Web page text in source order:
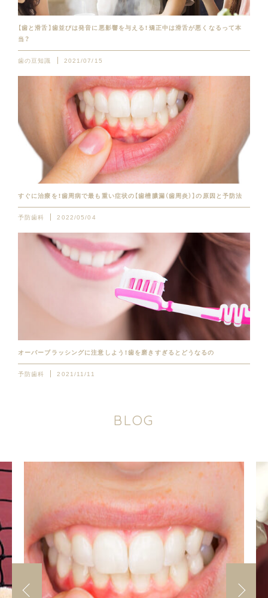
【歯と滑舌】歯並びは発音に悪影響を与える！矯正中は滑舌が悪くなるって本
当？
歯の豆知識 2021/07/15
すぐに治療を！歯周病で最も重い症状の【歯槽膿漏（歯周炎）】の原因と予防法
予防歯科 2022/05/04
オーバーブラッシングに注意しよう！歯を磨きすぎるとどうなるの
予防歯科 2021/11/11
BLOG